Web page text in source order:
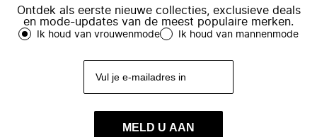
Ontdek als eerste nieuwe collecties, exclusieve deals
en mode-updates van de meest populaire merken.
Ik houd van vrouwenmode Ik houd van mannenmode
MELD U AAN